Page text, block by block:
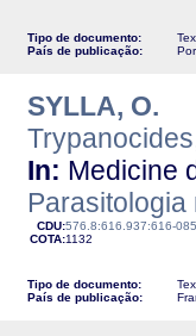
Tipo de documento:
País de publicação:
SYLLA, O.
In: Medicine
Parasitologia
CDU:576.8:616.937:616-
COTA:1132
Tipo de documento:
País de publicação: